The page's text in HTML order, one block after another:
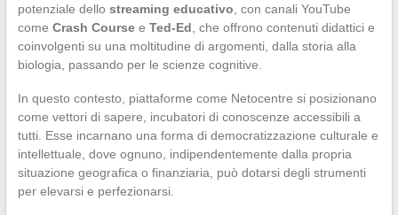
potenziale dello streaming educativo , con canali YouTube
come Crash Coursee Ted-Ed , che offrono contenuti didattici e
coinvolgenti su una moltitudine di argomenti, dalla storia alla
biologia, passando per le scienze cognitive.
In questo contesto, piattaforme come Netocentre si posizionano
come vettori di sapere, incubatori di conoscenze accessibili a
tutti. Esse incarnano una forma di democratizzazione culturale e
intellettuale, dove ognuno, indipendentemente dalla propria
situazione geografica o finanziaria, può dotarsi degli strumenti
per elevarsi e perfezionarsi.